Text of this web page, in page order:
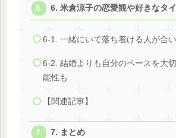
6. 米倉涼子の恋愛観や好きなタ
6-1. 一緒にいて落ち着ける人が合
6-2. 結婚よりも自分のペースを大
能性も
【関連記事】
7. まとめ